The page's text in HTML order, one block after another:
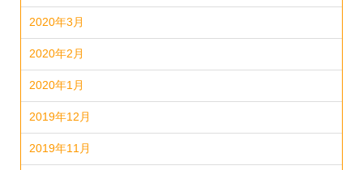
2020年3月
2020年2月
2020年1月
2019年12月
2019年11月